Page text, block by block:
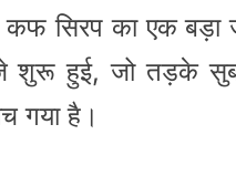
सिरप का एक बड़ा
शुरू हुई, जो तड़के
गया है।